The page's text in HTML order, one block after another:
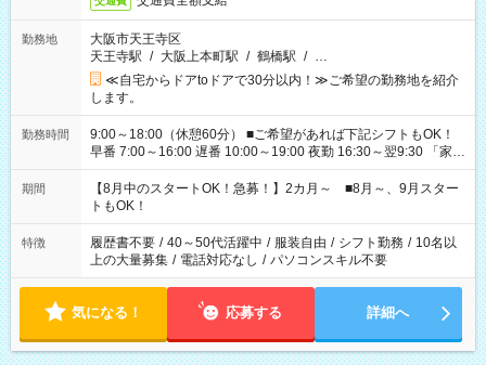
勤務地
大阪市天王寺区
天王寺駅 / 大阪上本町駅 / 鶴橋駅 / …
≪自宅からドアtoドアで30分以内！≫ご希望の勤務地を紹介
します。
勤務時間
9:00～18:00（休憩60分） ■ご希望があれば下記シフトもOK！
早番 7:00～16:00 遅番 10:00～19:00 夜勤 16:30～翌9:30 「家族
と休みを合わせたい」 「余裕を持って夕飯の準備がしたい」
「できれば残業はしたくない」 など、ご希望を教えてください
ね。 ※Wワーク希望の方へ 今ご覧のお仕事で希望する勤務時間
と、もう1つのお仕事の勤務時間。 合計で週40時間を超える場
合は応募できません。
期間
【8月中のスタートOK！急募！】2カ月～ ■8月～、9月スター
トもOK！
特徴 履歴書不要 / 40～50代活躍中 / 服装自由 / シフト勤務 / 10名以
上の大量募集 / 電話対応なし / パソコンスキル不要
気になる！ 応募する 詳細へ